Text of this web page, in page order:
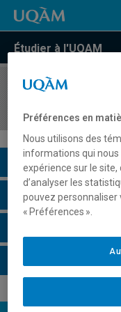
Étudier à l'UQAM
COURS//
Description du
Horaire - Été 2026
Préférences en
Nous utilisons des
informations qui
expérience sur le
d’analyser les
pouvez
« Préférences ».